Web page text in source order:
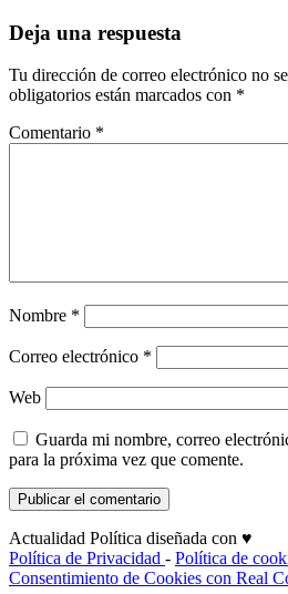
Deja una respuesta
Tu dirección de correo electrónico no
obligatorios están marcados con *
Comentario *
Nombre *
Correo electrónico *
Web
Guarda mi nombre, correo
para la próxima vez que comente.
Actualidad Política diseñada con ♥
Política de Privacidad - Política de
Consentimiento de Cookies con Real